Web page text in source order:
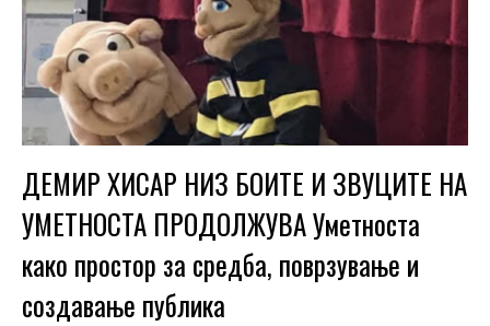
ДЕМИР ХИСАР НИЗ БОИТЕ И ЗВУЦИТЕ НА
УМЕТНОСТА ПРОДОЛЖУВА Уметноста
како простор за средба, поврзување и
создавање публика